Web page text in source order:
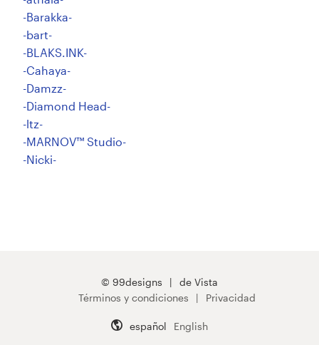
-Barakka-
-bart-
-BLAKS.INK-
-Cahaya-
-Damzz-
-Diamond Head-
-ltz-
-MARNOV™ Studio-
-Nicki-
© 99designs
de Vista
Términos y condiciones
Privacidad
español English